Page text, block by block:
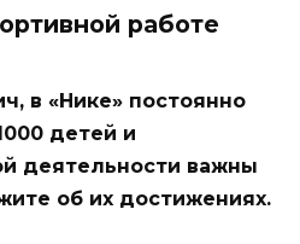
работе
в «Нике» постоянно
детей и
деятельности важны
об их достижениях.